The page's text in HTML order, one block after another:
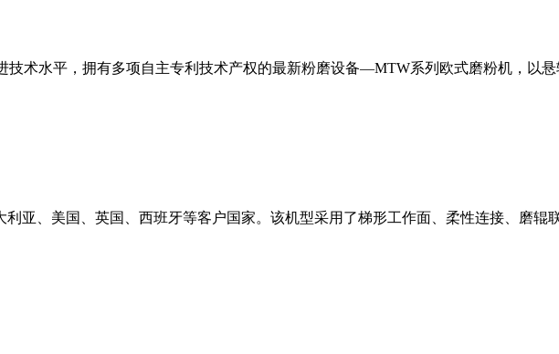
术水平，拥有多项自主专利技术产权的最新粉磨设备—MTW系列欧式磨粉机，以
亚、美国、英国、西班牙等客户国家。该机型采用了梯形工作面、柔性连接、磨辊